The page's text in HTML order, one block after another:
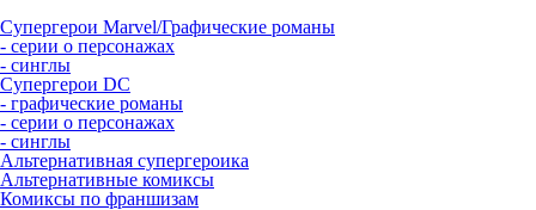
Супергерои Marvel/Графические романы
- серии о персонажах
- синглы
Супергерои DC
- графические романы
- серии о персонажах
- синглы
Альтернативная супергероика
Альтернативные комиксы
Комиксы по франшизам